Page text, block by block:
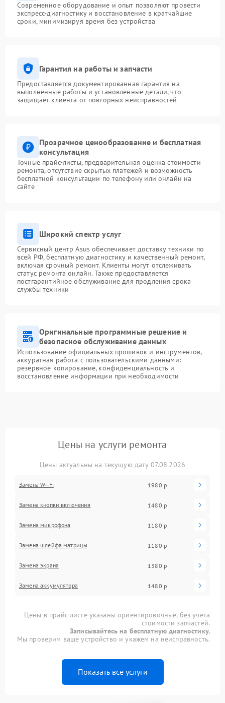
Современное оборудование и опыт позволяют провести
экспресс-диагностику и восстановление в кратчайшие
сроки, минимизируя время без устройства
Гарантия на работы и запчасти
Предоставляется документированная гарантия на
выполненные работы и установленные детали, что
защищает клиента от повторных неисправностей
Прозрачное ценообразование и бесплатная
консультация
Точные прайс-листы, предварительная оценка стоимости
ремонта, отсутствие скрытых платежей и возможность
бесплатной консультации по телефону или онлайн на
сайте
Широкий спектр услуг
Сервисный центр Asus обеспечивает доставку техники по
всей РФ, бесплатную диагностику и качественный ремонт,
включая срочный ремонт. Клиенты могут отслеживать
статус ремонта онлайн. Также предоставляется
постгарантийное обслуживание для продления срока
службы техники
Оригинальные программные решение и
безопасное обслуживание данных
Использование официальных прошивок и инструментов,
аккуратная работа с пользовательскими данными:
резервное копирование, конфиденциальность и
восстановление информации при необходимости
Цены на услуги ремонта
Цены актуальны на текущую дату 07.08.2026
Замена Wi-Fi 1980 р
Замена кнопки включения 1480 р
Замена микрофона 1180 р
Замена шлейфа матрицы 1180 р
Замена экрана 1380 р
Замена аккумулятора 1480 р
Цены в прайс-листе указаны ориентировочные, без учета
стоимости запчастей.
Записывайтесь на бесплатную диагностику.
Мы проверим ваше устройство и укажем на неисправность.
Показать все услуги